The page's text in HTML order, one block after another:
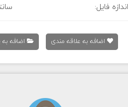
اندازه فایل:
اضافه به علاقه مندی اضافه